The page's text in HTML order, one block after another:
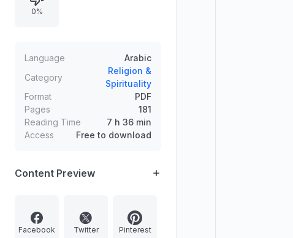
0%
Language
Arabic
Category
Religion &
Spirituality
Format
PDF
Pages
181
Reading Time
7 h 36 min
Access
Free to download
Content Preview
Facebook Twitter Pinterest